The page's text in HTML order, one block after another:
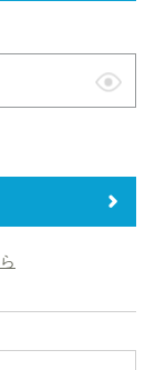
表
替